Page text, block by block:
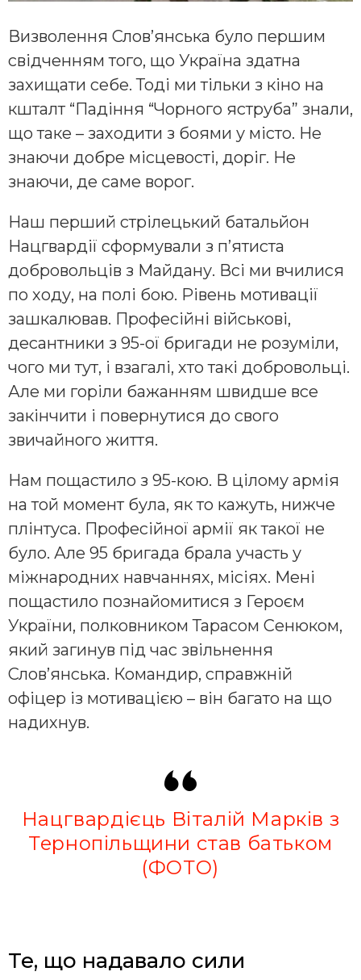
Визволення Слов’янська було першим
свідченням того, що Україна здатна
захищати себе. Тоді ми тільки з кіно на
кшталт “Падіння “Чорного яструба” знали,
що таке – заходити з боями у місто. Не
знаючи добре місцевості, доріг. Не
знаючи, де саме ворог.
Наш перший стрілецький батальйон
Нацгвардії сформували з п’ятиста
добровольців з Майдану. Всі ми вчилися
по ходу, на полі бою. Рівень мотивації
зашкалював. Професійні військові,
десантники з 95-ої бригади не розуміли,
чого ми тут, і взагалі, хто такі добровольці.
Але ми горіли бажанням швидше все
закінчити і повернутися до свого
звичайного життя.
Нам пощастило з 95-кою. В цілому армія
на той момент була, як то кажуть, нижче
плінтуса. Професійної армії як такої не
було. Але 95 бригада брала участь у
міжнародних навчаннях, місіях. Мені
пощастило познайомитися з Героєм
України, полковником Тарасом Сенюком,
який загинув під час звільнення
Слов’янська. Командир, справжній
офіцер із мотивацією – він багато на що
надихнув.
Нацгвардієць Віталій Марків з
Тернопільщини став батьком
(ФОТО)
Те, що надавало сили